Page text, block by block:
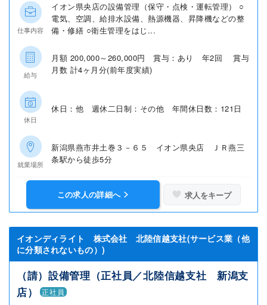
仕事内容
イオン県央店の設備管理（保守・点検・運転管理） ○
電気、空調、給排水設備、熱源機器、昇降機などの整
備・修繕 ○衛生管理をはじ...
給与
月額 200,000～260,000円 賞与：あり 年2回 賞与
月数 計4ヶ月分(前年度実績)
休日
休日：他 週休二日制：その他 年間休日数：121日
就業場所
新潟県燕市井土巻３－６５ イオン県央店 ＪＲ燕三
条駅から徒歩5分
この求人の詳細へ 求人をキープ
イオンディライト 株式会社 北陸信越支社(サービス業（他
に分類されないもの）)
（請）設備管理（正社員／北陸信越支社 新潟支
店）
正社員